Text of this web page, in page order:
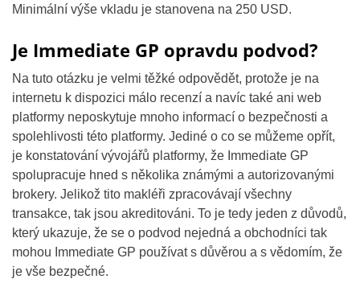
Minimální výše vkladu je stanovena na 250 USD.
Je Immediate GP opravdu podvod?
Na tuto otázku je velmi těžké odpovědět, protože je na
internetu k dispozici málo recenzí a navíc také ani web
platformy neposkytuje mnoho informací o bezpečnosti a
spolehlivosti této platformy. Jediné o co se můžeme opřít,
je konstatování vývojářů platformy, že Immediate GP
spolupracuje hned s několika známými a autorizovanými
brokery. Jelikož tito makléři zpracovávají všechny
transakce, tak jsou akreditováni. To je tedy jeden z důvodů,
který ukazuje, že se o podvod nejedná a obchodníci tak
mohou Immediate GP používat s důvěrou a s vědomím, že
je vše bezpečné.